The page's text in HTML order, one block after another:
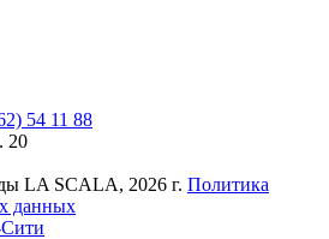
54 11 88
20
LA SCALA, 2026 г. Политика
данных